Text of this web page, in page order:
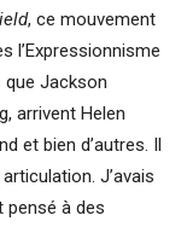
, ce mouvement
l’Expressionnisme
Jackson
arrivent Helen
et bien d’autres. Il
J’avais
pensé à des